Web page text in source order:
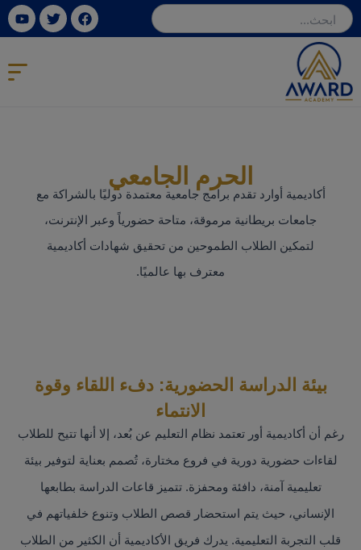
تخطي
إلى
المحتوى
Facebook
Twitter
الحرم الجامعي
أكاديمية أوارد تقدم برامج جامعية معتمدة دوليًا بالشراكة مع
جامعات بريطانية مرموقة، متاحة حضورياً وعبر الإنترنت،
لتمكين الطلاب الطموحين من تحقيق شهادات أكاديمية
معترف بها عالميًا.
بيئة الدراسة الحضورية: دفء اللقاء وقوة
الانتماء
رغم أن أكاديمية أور تعتمد نظام التعليم عن بُعد، إلا أنها تتيح للطلاب
لقاءات حضورية دورية في فروع مختارة، تُصمم بعناية لتوفير بيئة
تعليمية آمنة، دافئة ومحفزة. تتميز قاعات الدراسة بطابعها
الإنساني، حيث يتم استحضار قصص الطلاب وتنوع خلفياتهم في
قلب التجربة التعليمية. يدرك فريق الأكاديمية أن الكثير من الطلاب